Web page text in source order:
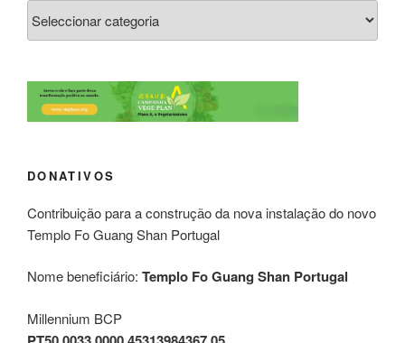
DONATIVOS
Contribuição para a construção da nova instalação do novo
Templo Fo Guang Shan Portugal
Nome beneficiário: Templo Fo Guang Shan Portugal
Millennium BCP